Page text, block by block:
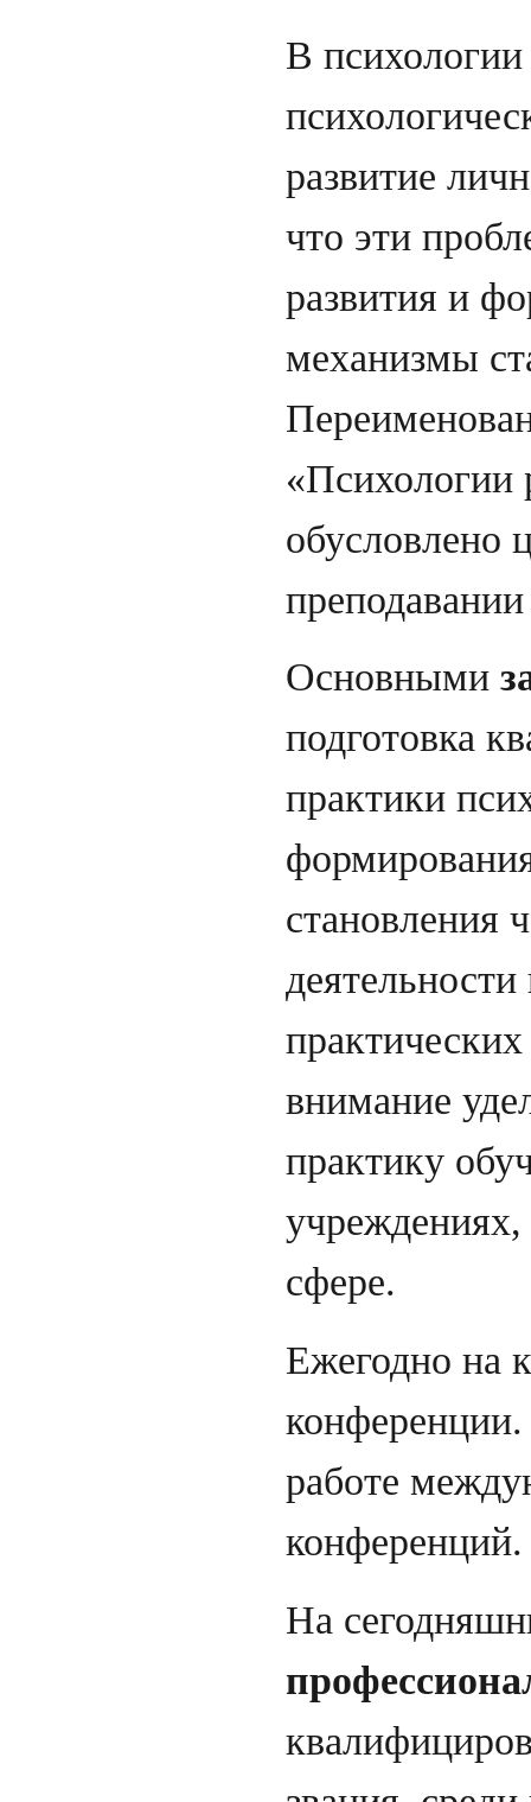
В психологии
развитие
что эти
развития и
механизмы
«Психологии
обусловлено
Основными
подготовка
практики
становления
внимание
практику
сфере.
Ежегодно на
работе
На